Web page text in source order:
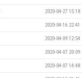
2020-04-27 15:18
2020-04-16 22:41
2020-04-09 12:54
2020-04-07 20:09
2020-04-07 14:48